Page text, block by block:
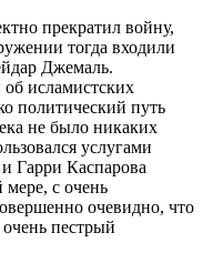
прекратил войну,
тогда входили
Джемаль.
исламистских
политический путь
не было никаких
услугами
Гарри Каспарова
с очень
очевидно, что
пестрый